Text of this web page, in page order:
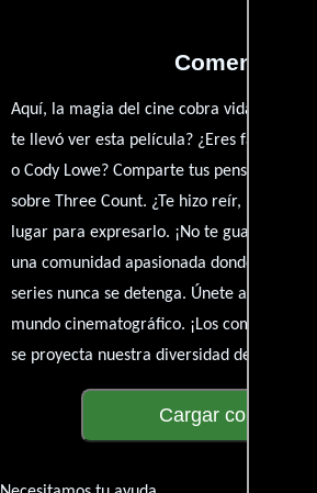
Comentarios
Aquí, la magia del cine cobra vida a través
te llevó ver esta película? ¿Eres fan de
o Cody Lowe? Comparte tus
sobre Three Count. ¿Te hizo reír, llorar o
lugar para expresarlo. ¡No te guardes
una comunidad apasionada donde la
series nunca se detenga. Únete a la charla
mundo cinematográfico. ¡Los comentarios
se proyecta nuestra diversidad de
Cargar